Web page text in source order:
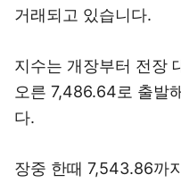
거래되고 있습니다.
지수는 개장부터 전장
오른 7,486.64로 출발
다.
장중 한때 7,543.86까